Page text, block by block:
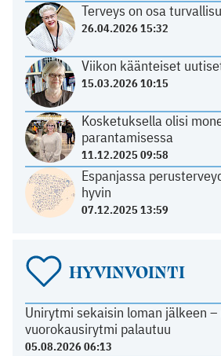
Terveys on osa
26.04.2026 15:32
Viikon käänteiset
15.03.2026 10:15
Kosketuksella olisi
parantamisessa
11.12.2025 09:58
Espanjassa
hyvin
07.12.2025 13:59
HYVINVOINTI
Unirytmi sekaisin loman jälkeen –
vuorokausirytmi palautuu
05.08.2026 06:13